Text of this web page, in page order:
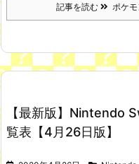
記事を読む ポケ
【最新版】Nintendo
覧表【4月26日版】